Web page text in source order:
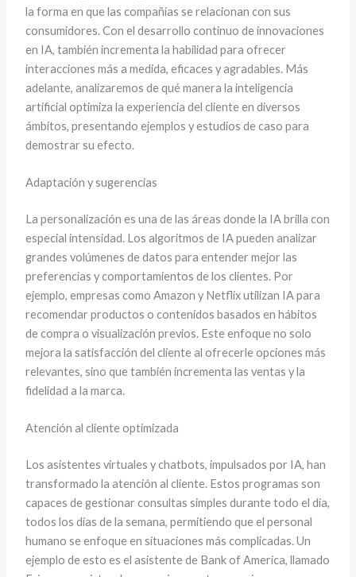
la forma en que las compañías se relacionan con sus
consumidores. Con el desarrollo continuo de innovaciones
en IA, también incrementa la habilidad para ofrecer
interacciones más a medida, eficaces y agradables. Más
adelante, analizaremos de qué manera la inteligencia
artificial optimiza la experiencia del cliente en diversos
ámbitos, presentando ejemplos y estudios de caso para
demostrar su efecto.
Adaptación y sugerencias
La personalización es una de las áreas donde la IA brilla con
especial intensidad. Los algoritmos de IA pueden analizar
grandes volúmenes de datos para entender mejor las
preferencias y comportamientos de los clientes. Por
ejemplo, empresas como Amazon y Netflix utilizan IA para
recomendar productos o contenidos basados en hábitos
de compra o visualización previos. Este enfoque no solo
mejora la satisfacción del cliente al ofrecerle opciones más
relevantes, sino que también incrementa las ventas y la
fidelidad a la marca.
Atención al cliente optimizada
Los asistentes virtuales y chatbots, impulsados por IA, han
transformado la atención al cliente. Estos programas son
capaces de gestionar consultas simples durante todo el día,
todos los días de la semana, permitiendo que el personal
humano se enfoque en situaciones más complicadas. Un
ejemplo de esto es el asistente de Bank of America, llamado